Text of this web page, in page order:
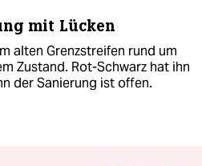
mit Lücken
alten Grenzstreifen rund um
Zustand. Rot-Schwarz hat ihn
der Sanierung ist offen.